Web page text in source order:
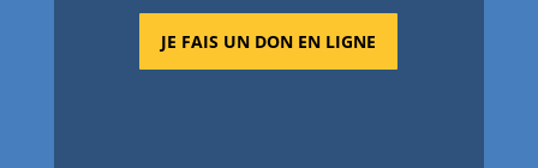
JE FAIS UN DON EN LIGNE